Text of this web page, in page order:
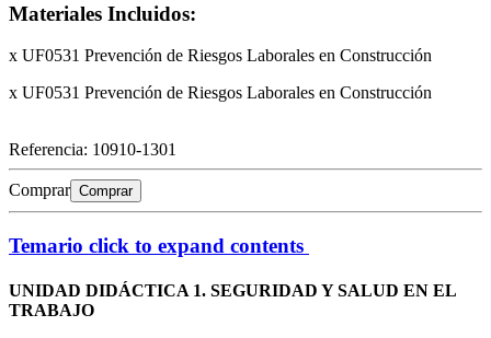
Materiales Incluidos:
x UF0531 Prevención de Riesgos Laborales en Construcción
x UF0531 Prevención de Riesgos Laborales en Construcción
Referencia: 10910-1301
Comprar Comprar
Temario click to expand contents
UNIDAD DIDÁCTICA 1. SEGURIDAD Y SALUD EN EL
TRABAJO